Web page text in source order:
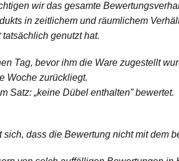
wir das gesamte
in zeitlichem und räumlichem
genutzt hat.
Tag, bevor ihm die Ware zugestellt
Woche zurückliegt.
Satz: „keine Dübel enthalten” bewertet.
dass die Bewertung nicht mit dem